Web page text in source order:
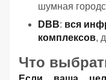
шумная
DBB: вся
комплексов,
Что